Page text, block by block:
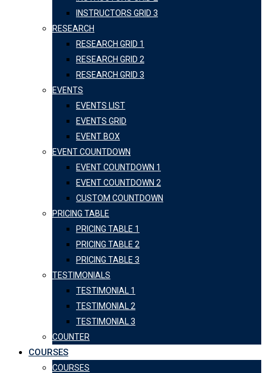
INSTRUCTORS GRID 3
RESEARCH
RESEARCH GRID 1
RESEARCH GRID 2
RESEARCH GRID 3
EVENTS
EVENTS LIST
EVENTS GRID
EVENT BOX
EVENT COUNTDOWN
EVENT COUNTDOWN 1
EVENT COUNTDOWN 2
CUSTOM COUNTDOWN
PRICING TABLE
PRICING TABLE 1
PRICING TABLE 2
PRICING TABLE 3
TESTIMONIALS
TESTIMONIAL 1
TESTIMONIAL 2
TESTIMONIAL 3
COUNTER
COURSES
COURSES